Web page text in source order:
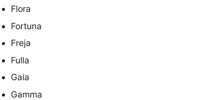
Flora
Fortuna
Freja
Fulla
Gaia
Gamma